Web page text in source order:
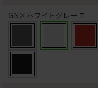
GN×ホワイトグレーＴ